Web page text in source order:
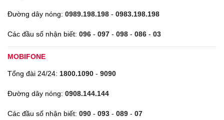
Đường dây nóng: 0989.198.198 - 0983.198.198
Các đầu số nhận biết: 096 - 097 - 098 - 086 - 03
MOBIFONE
Tổng đài 24/24: 1800.1090 - 9090
Đường dây nóng: 0908.144.144
Các đầu số nhận biết: 090 - 093 - 089 - 07